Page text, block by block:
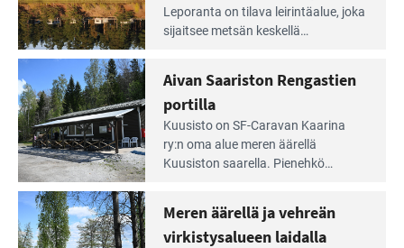
Leirintäoppaan
artikkeli:
Lampien
rannalla
pääsee
irti
arjesta
Leporanta on tilava leirintäalue, joka
sijaitsee metsän kes­kellä
tarjoaa ympäris­töineen kauniit
maisemat ja loistavat virkistäytymis­
mahdollisuudet.
Lue
Leirintäoppaan
artikkeli:
Aivan
Saariston
Rengastien
portilla
Aivan Saariston Rengastien
portilla
Kuusisto on SF-Caravan Kaarina
ry:n oma alue meren äärellä
Kuusiston saarella. Pie­nehkö
Meren äärellä ja vehreän
virkistysalueen laidalla